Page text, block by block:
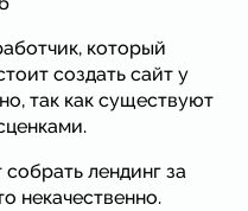
который
создать сайт у
так как существуют
лендинг за
некачественно.